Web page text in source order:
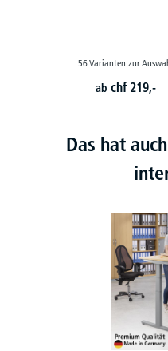
56 Varianten zur
abchf 219,-
Das hat